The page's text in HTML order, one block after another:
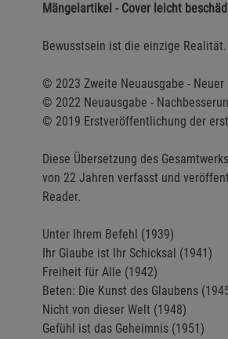
Mängelartikel - Cover leicht
Bewusstsein ist die einzige
© 2023 Zweite Neuausgabe -
© 2022 Neuausgabe -
© 2019 Erstveröffentlichung der
Diese Übersetzung des
von 22 Jahren verfasst und
Reader.
Unter Ihrem Befehl (1939)
Ihr Glaube ist Ihr Schicksal (1941)
Freiheit für Alle (1942)
Beten: Die Kunst des Glaubens
Nicht von dieser Welt (1948)
Gefühl ist das Geheimnis (1951)